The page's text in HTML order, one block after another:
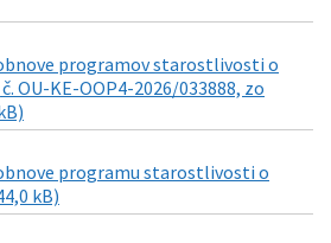
programov starostlivosti o
OU-KE-OOP4-2026/033888, zo
programu starostlivosti o
kB)